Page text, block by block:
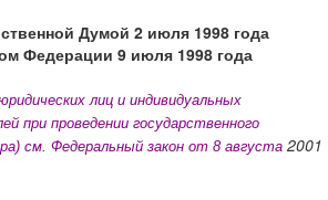
Думой 2 июля 1998 года
Федерации 9 июля 1998 года
лиц и индивидуальных
при проведении государственного
см. Федеральный закон от 8 августа2001